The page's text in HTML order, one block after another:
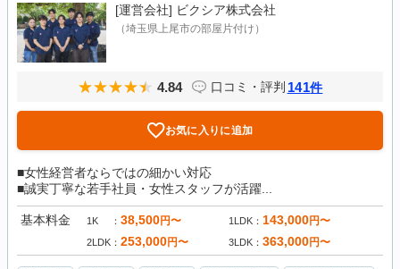
[運営会社] ビクシア株式会社
（埼玉県上尾市の部屋片付け）
4.84 口コミ・評判 141件
お気に入りに追加
■女性経営者ならではの細かい対応
■誠実丁寧な若手社員・女性スタッフが活躍...
基本料金 1K 38,500円〜 1LDK 143,000円〜
2LDK 253,000円〜 3LDK 363,000円〜